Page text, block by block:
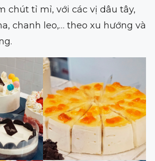
chút tỉ mỉ, với các vị dâu tây,
chanh leo,… theo xu hướng và